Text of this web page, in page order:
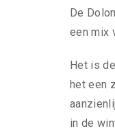
De
een mix
Het is
het een
in de